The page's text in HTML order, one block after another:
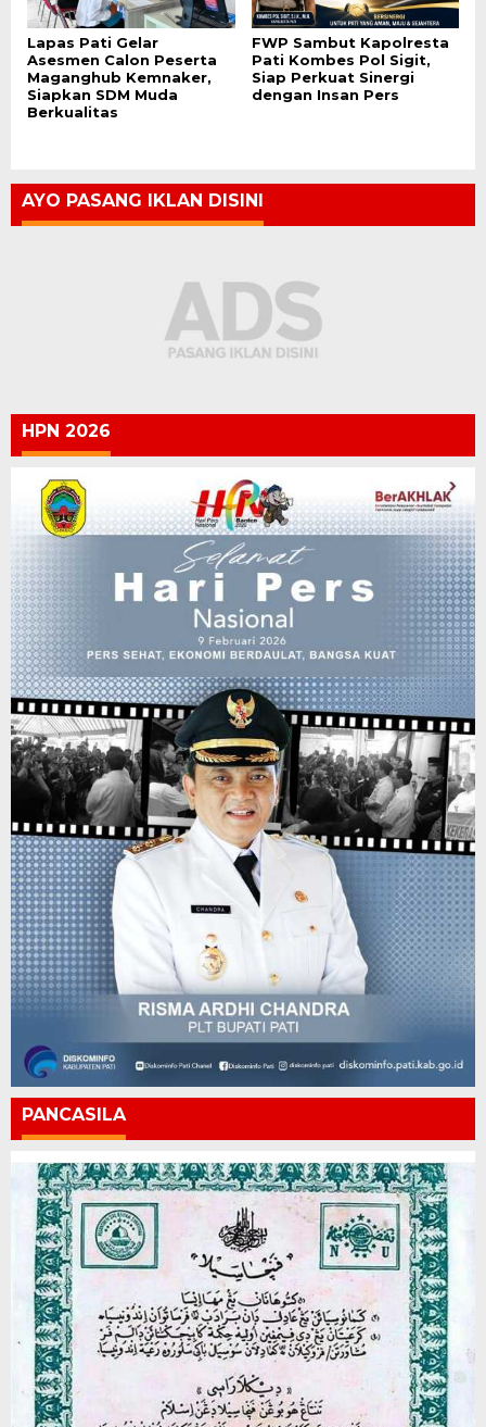
Lapas Pati Gelar
Asesmen Calon Peserta
Maganghub Kemnaker,
Siapkan SDM Muda
Berkualitas
FWP Sambut Kapolresta
Pati Kombes Pol Sigit,
Siap Perkuat Sinergi
dengan Insan Pers
AYO PASANG IKLAN DISINI
HPN 2026
PANCASILA